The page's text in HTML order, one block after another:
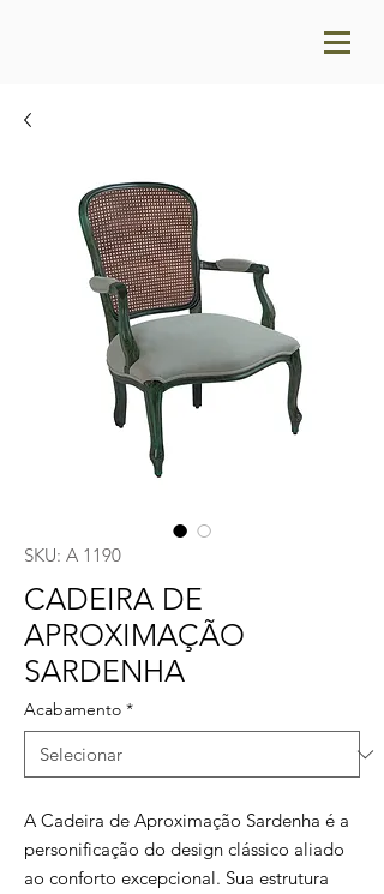
SKU: A 1190
CADEIRA DE
APROXIMAÇÃO
SARDENHA
Acabamento *
A Cadeira de Aproximação Sardenha é a
personificação do design clássico aliado
ao conforto excepcional. Sua estrutura